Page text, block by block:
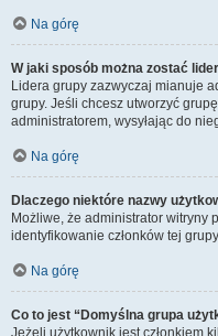
Na górę
W jaki sposób można zostać
Lidera grupy zazwyczaj mianuje
grupy. Jeśli chcesz utworzyć
administratorem, wysyłając do
Na górę
Dlaczego niektóre nazwy
Możliwe, że administrator witryny
identyfikowanie członków tej
Na górę
Co to jest “Domyślna grupa
Jeżeli użytkownik jest członkiem